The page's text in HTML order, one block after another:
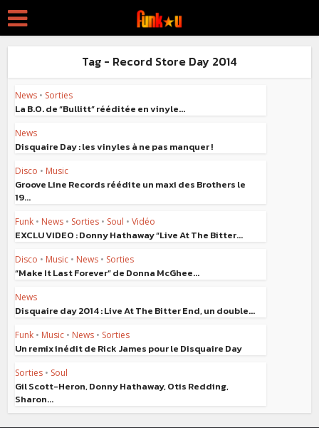
Tag - Record Store Day 2014
News • Sorties
La B.O. de “Bullitt” rééditée en vinyle...
News
Disquaire Day : les vinyles à ne pas manquer !
Disco • Music
Groove Line Records réédite un maxi des Brothers le
19...
Funk • News • Sorties • Soul • Vidéo
EXCLU VIDEO : Donny Hathaway “Live At The Bitter...
Disco • Music • News • Sorties
“Make It Last Forever” de Donna McGhee...
News
Disquaire day 2014 : Live At The Bitter End, un double...
Funk • Music • News • Sorties
Un remix inédit de Rick James pour le Disquaire Day
Sorties • Soul
Gil Scott-Heron, Donny Hathaway, Otis Redding,
Sharon...